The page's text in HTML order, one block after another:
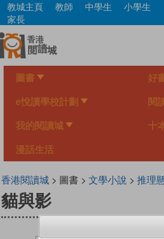
Skip
main
content
教城主頁 教師 中學生
小學生
家長
圖書 好
e悅讀學校計劃 閱
我的閱讀城 十
漫話生活
香港閱讀城> 圖書 > 文學小說 > 推理
貓與影